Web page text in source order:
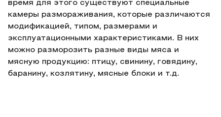
время для этого существуют специальные
камеры размораживания, которые различаются
модификацией, типом, размерами и
эксплуатационными характеристиками. В них
можно разморозить разные виды мяса и
мясную продукцию: птицу, свинину, говядину,
баранину, козлятину, мясные блоки и т.д.